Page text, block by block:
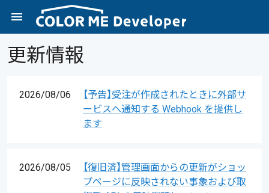
更新情報
2026/08/06
【予告】受注が作成されたときに外部サ
ービスへ通知する Webhook を提供し
ます
2026/08/05
【復旧済】管理画面からの更新がショッ
プページに反映されない事象および取